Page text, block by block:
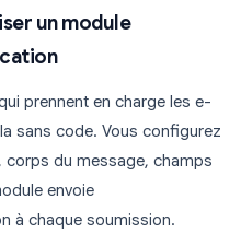
un module
prennent en charge les e-
sans code. Vous configurez
corps du message, champs
envoie
à chaque soumission.